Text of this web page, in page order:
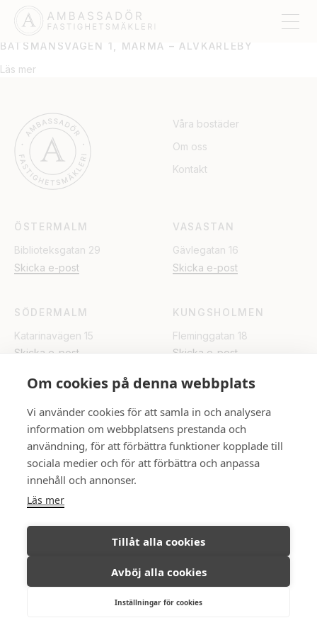
Om cookies på denna webbplats
Vi använder cookies för att samla in och analysera
information om webbplatsens prestanda och
användning, för att förbättra funktioner kopplade till
sociala medier och för att förbättra och anpassa
innehåll och annonser.
Läs mer
Tillåt alla cookies
Avböj alla cookies
Inställningar för cookies
ÄLVKARLEBY
BÅTSMANSVÄGEN 1, MARMA – ÄLVKARLEBY
Läs mer
Våra bostäder
Om oss
Kontakt
ÖSTERMALM
Biblioteksgatan 29
Skicka e-post
VASASTAN
Gävlegatan 16
Skicka e-post
SÖDERMALM
Katarinavägen 15
Skicka e-post
KUNGSHOLMEN
Fleminggatan 18
Skicka e-post
FÖLJ OSS
Ambassadör Fastighetsmäkleri © All
rights reserved, 2026.